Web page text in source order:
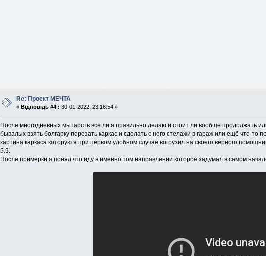
Re: Проект МЕЧТА
«Відповідь #4 : 30-01-2022, 23:16:54 »
После многодневных мытарств всё ли я правильно делаю и стоит ли вообще продолжать
бывалых взять болгарку порезать каркас и сделать с него стелажи в гараж или ещё что-
картина каркаса которую я при первом удобном случае вогрузил на своего верного
5.9.
После примерки я понял что иду в именно том направлении которое задумал в самом